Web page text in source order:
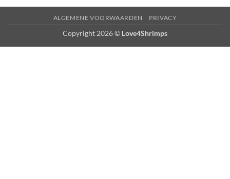
ALGEMENE VOORWAARDEN PRIVACY
Copyright 2026 © Love4Shrimps